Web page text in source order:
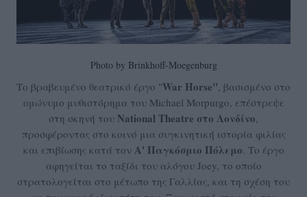
Photo by Brinkhoff-Moegenburg
Το βραβευμένο θεατρικό έργο "War Horse", βασισμένο στο
ομώνυμο μυθιστόρημα του Michael Morpurgo, επέστρεψε
στη σκηνή του National Theatre στο Λονδίνο,
προσφέροντας στο κοινό μια συγκινητική ιστορία φιλίας
και επιβίωσης κατά τον Α' Παγκόσμιο Πόλεμο. Το έργο
αφηγείται το ταξίδι του αλόγου Joey, το οποίο
στρατολογείται στο μέτωπο της Γαλλίας, και τη σχέση του